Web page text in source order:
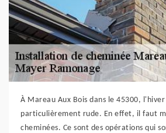
À Mareau Aux Bois dans le 45300,
particulièrement rude. En effet, il faut
cheminées. Ce sont des opérations qui